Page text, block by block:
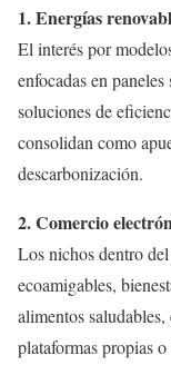
1. Energías
El interés por
enfocadas en
soluciones de
consolidan como
descarbonización.
2. Comercio
Los nichos dentro
ecoamigables,
alimentos
plataformas propias